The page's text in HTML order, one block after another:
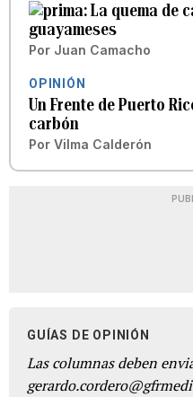
La quema de
guayameses
Por Juan Camacho
OPINIÓN
Un Frente de Puerto
carbón
Por Vilma Calderón
GUÍAS DE OPINIÓN
Las columnas deben